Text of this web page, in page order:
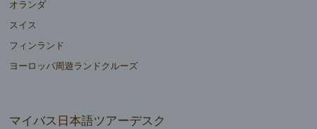
オランダ
スイス
フィンランド
ヨーロッパ周遊ランドクルーズ
マイバス日本語ツアーデスク